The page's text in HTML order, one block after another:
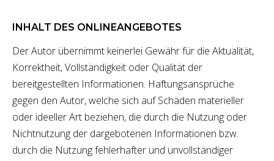
INHALT DES ONLINEANGEBOTES
Der Autor übernimmt keinerlei Gewähr für die Aktualität,
Korrektheit, Vollständigkeit oder Qualität der
bereitgestellten Informationen. Haftungsansprüche
gegen den Autor, welche sich auf Schäden materieller
oder ideeller Art beziehen, die durch die Nutzung oder
Nichtnutzung der dargebotenen Informationen bzw.
durch die Nutzung fehlerhafter und unvollständiger